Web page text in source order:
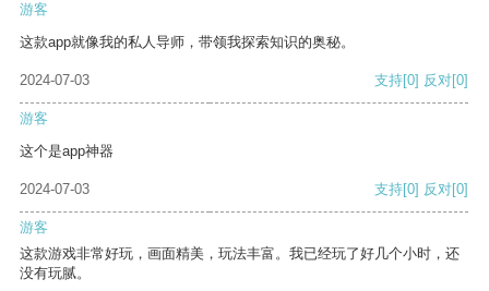
游客
这款app就像我的私人导师，带领我探索知识的奥秘。
2024-07-03 支持[0] 反对[0]
游客
这个是app神器
2024-07-03 支持[0] 反对[0]
游客
这款游戏非常好玩，画面精美，玩法丰富。我已经玩了好几个小时，还
没有玩腻。